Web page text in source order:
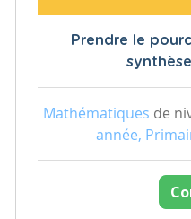
Prendre le
Mathématiques de
année,